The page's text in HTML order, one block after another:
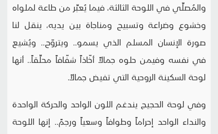
والمُصلِّي في اللوحة الثالثة، فيما يُعبِّر من طاعة لملواه
وخشوع وضراعة وتسبيح ومناجاة بين يديه، ينقل لنا
صورة الإنسان المسلم الذي يسمو.. ويتروّح.. ويُشيع
في نفسه وفيمن حلوه جمالاً أخّاذاً شفّافاً محلِّقاً.. أنها
لوحة السكينة الروحية التي تفيض جمالاً.
وفي لوحة الحجيج يندغم اللون الواحد والحركة الواحدة
والنداء الواحد إحراماً وطوافاً وسعياً ورجمً.. إنها اللوحة